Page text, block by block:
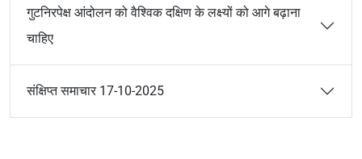
गुटनिरपेक्ष आंदोलन को वैश्विक दक्षिण के लक्ष्यों को आगे बढ़ाना
चाहिए
संक्षिप्त समाचार 17-10-2025